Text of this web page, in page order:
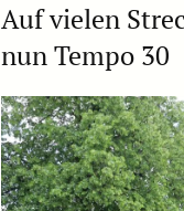
Auf vielen
nun Tempo 30